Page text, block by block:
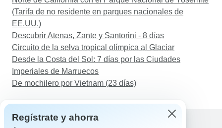
(Tarifa de no residente en parques nacionales de
EE.UU.)
Descubrir Atenas, Zante y Santorini - 8 días
Circuito de la selva tropical olímpica al Glaciar
Desde la Costa del Sol: 7 días por las Ciudades
Imperiales de Marruecos
De mochilero por Vietnam (23 días)
Regístrate y ahorra